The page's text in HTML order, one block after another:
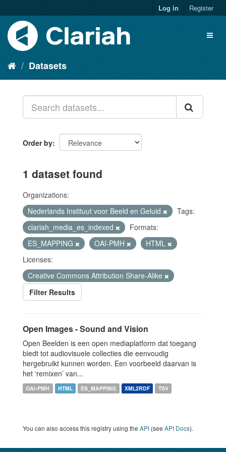
Log in Register
Datasets
Order by
1 dataset found
Organizations:
Nederlands Instituut voor Beeld en Geluid
Tags:
clariah_media_es_indexed
Formats:
ES_MAPPING
OAI-PMH
HTML
Licenses:
Creative Commons Attribution Share-Alike
Filter Results
Open Images - Sound and Vision
Open Beelden is een open mediaplatform dat toegang
biedt tot audiovisuele collecties die eenvoudig
hergebruikt kunnen worden. Een voorbeeld daarvan is
het ‘remixen’ van...
OAI-PMH HTML ES_MAPPING XML2RDF TSV
You can also access this registry using the API (see API Docs).